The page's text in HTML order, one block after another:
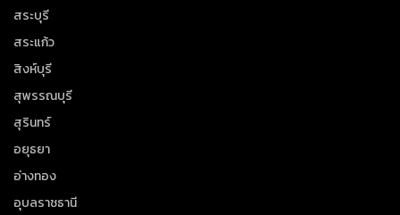
สระบุรี
สระแก้ว
สิงห์บุรี
สุพรรณบุรี
สุรินทร์
อยุธยา
อ่างทอง
อุบลราชธานี